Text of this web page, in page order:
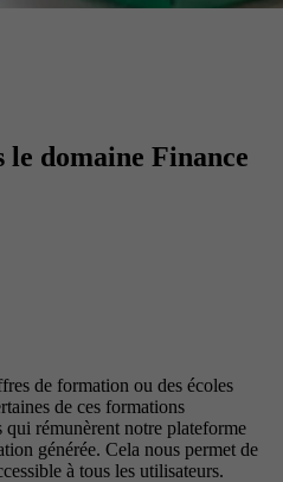
domaine Finance
de formation ou des écoles
de ces formations
qui rémunèrent notre plateforme
générée. Cela nous permet de
à tous les utilisateurs.